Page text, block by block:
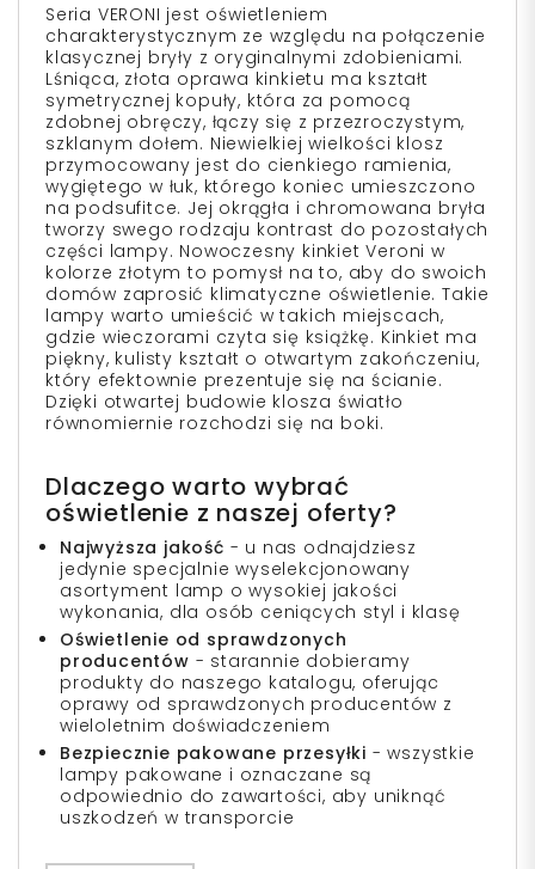
Seria VERONI jest oświetleniem
charakterystycznym ze względu na połączenie
klasycznej bryły z oryginalnymi zdobieniami.
Lśniąca, złota oprawa kinkietu ma kształt
symetrycznej kopuły, która za pomocą
zdobnej obręczy, łączy się z przezroczystym,
szklanym dołem. Niewielkiej wielkości klosz
przymocowany jest do cienkiego ramienia,
wygiętego w łuk, którego koniec umieszczono
na podsufitce. Jej okrągła i chromowana bryła
tworzy swego rodzaju kontrast do pozostałych
części lampy. Nowoczesny kinkiet Veroni w
kolorze złotym to pomysł na to, aby do swoich
domów zaprosić klimatyczne oświetlenie. Takie
lampy warto umieścić w takich miejscach,
gdzie wieczorami czyta się książkę. Kinkiet ma
piękny, kulisty kształt o otwartym zakończeniu,
który efektownie prezentuje się na ścianie.
Dzięki otwartej budowie klosza światło
równomiernie rozchodzi się na boki.
Dlaczego warto wybrać
oświetlenie z naszej oferty?
Najwyższa jakość - u nas odnajdziesz
jedynie specjalnie wyselekcjonowany
asortyment lamp o wysokiej jakości
wykonania, dla osób ceniących styl i klasę
Oświetlenie od sprawdzonych
producentów - starannie dobieramy
produkty do naszego katalogu, oferując
oprawy od sprawdzonych producentów z
wieloletnim doświadczeniem
Bezpiecznie pakowane przesyłki - wszystkie
lampy pakowane i oznaczane są
odpowiednio do zawartości, aby uniknąć
uszkodzeń w transporcie